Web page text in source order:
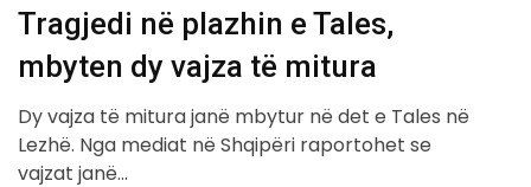
Tragjedi në plazhin e Tales,
mbyten dy vajza të mitura
Dy vajza të mitura janë mbytur në det e Tales në
Lezhë. Nga mediat në Shqipëri raportohet se
vajzat janë…